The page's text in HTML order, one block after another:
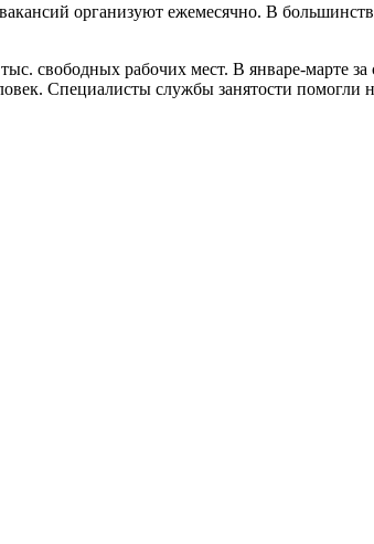
организуют ежемесячно. В
свободных рабочих мест. В январе-марте за
Специалисты службы занятости помогли